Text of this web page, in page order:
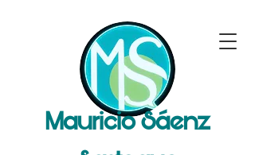
Mauricio Sáenz